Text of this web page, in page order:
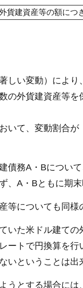
貨建資産等の額につ
しい変動）によ
の外貨建資産等
いて、変動割合
債務A・Bについ
、A・Bともに期
等についても同様
いた米ドル建て
ートで円換算を
いということは出
うとする場合には